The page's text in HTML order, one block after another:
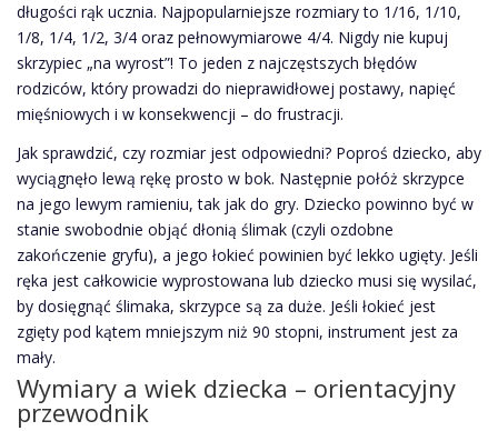
długości rąk ucznia. Najpopularniejsze rozmiary to 1/16, 1/10,
1/8, 1/4, 1/2, 3/4 oraz pełnowymiarowe 4/4. Nigdy nie kupuj
skrzypiec „na wyrost”! To jeden z najczęstszych błędów
rodziców, który prowadzi do nieprawidłowej postawy, napięć
mięśniowych i w konsekwencji – do frustracji.
Jak sprawdzić, czy rozmiar jest odpowiedni? Poproś dziecko, aby
wyciągnęło lewą rękę prosto w bok. Następnie połóż skrzypce
na jego lewym ramieniu, tak jak do gry. Dziecko powinno być w
stanie swobodnie objąć dłonią ślimak (czyli ozdobne
zakończenie gryfu), a jego łokieć powinien być lekko ugięty. Jeśli
ręka jest całkowicie wyprostowana lub dziecko musi się wysilać,
by dosięgnąć ślimaka, skrzypce są za duże. Jeśli łokieć jest
zgięty pod kątem mniejszym niż 90 stopni, instrument jest za
mały.
Wymiary a wiek dziecka – orientacyjny
przewodnik